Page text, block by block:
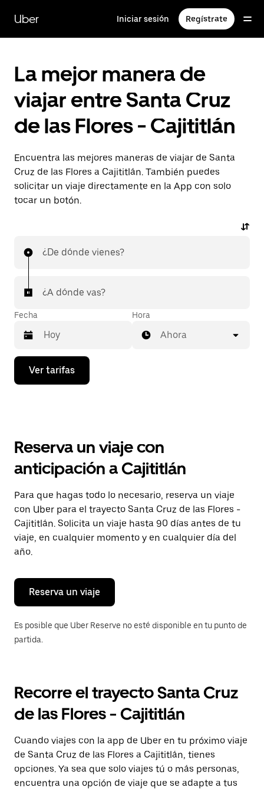
contenido
principal
Uber Iniciar sesión Regístrate
La mejor manera de
viajar entre Santa Cruz
de las Flores - Cajititlán
Encuentra las mejores maneras de viajar de Santa
Cruz de las Flores a Cajititlán. También puedes
solicitar un viaje directamente en la App con solo
tocar un botón.
¿De dónde vienes?
¿A dónde vas?
Fecha
Presiona
flecha
el
y
selecciona
una
fecha.
Presiona
la
tecla Esc
para
cerrar
calendario.
Hora
Ahora
Ver tarifas
Reserva un viaje con
anticipación a Cajititlán
Para que hagas todo lo necesario, reserva un viaje
con Uber para el trayecto Santa Cruz de las Flores -
Cajititlán. Solicita un viaje hasta 90 días antes de tu
viaje, en cualquier momento y en cualquier día del
año.
Reserva un viaje
Es posible que Uber Reserve no esté disponible en tu punto de
partida.
Recorre el trayecto Santa Cruz
de las Flores - Cajititlán
Cuando viajes con la app de Uber en tu próximo viaje
de Santa Cruz de las Flores a Cajititlán, tienes
opciones. Ya sea que solo viajes tú o más personas,
encuentra una opción de viaje que se adapte a tus